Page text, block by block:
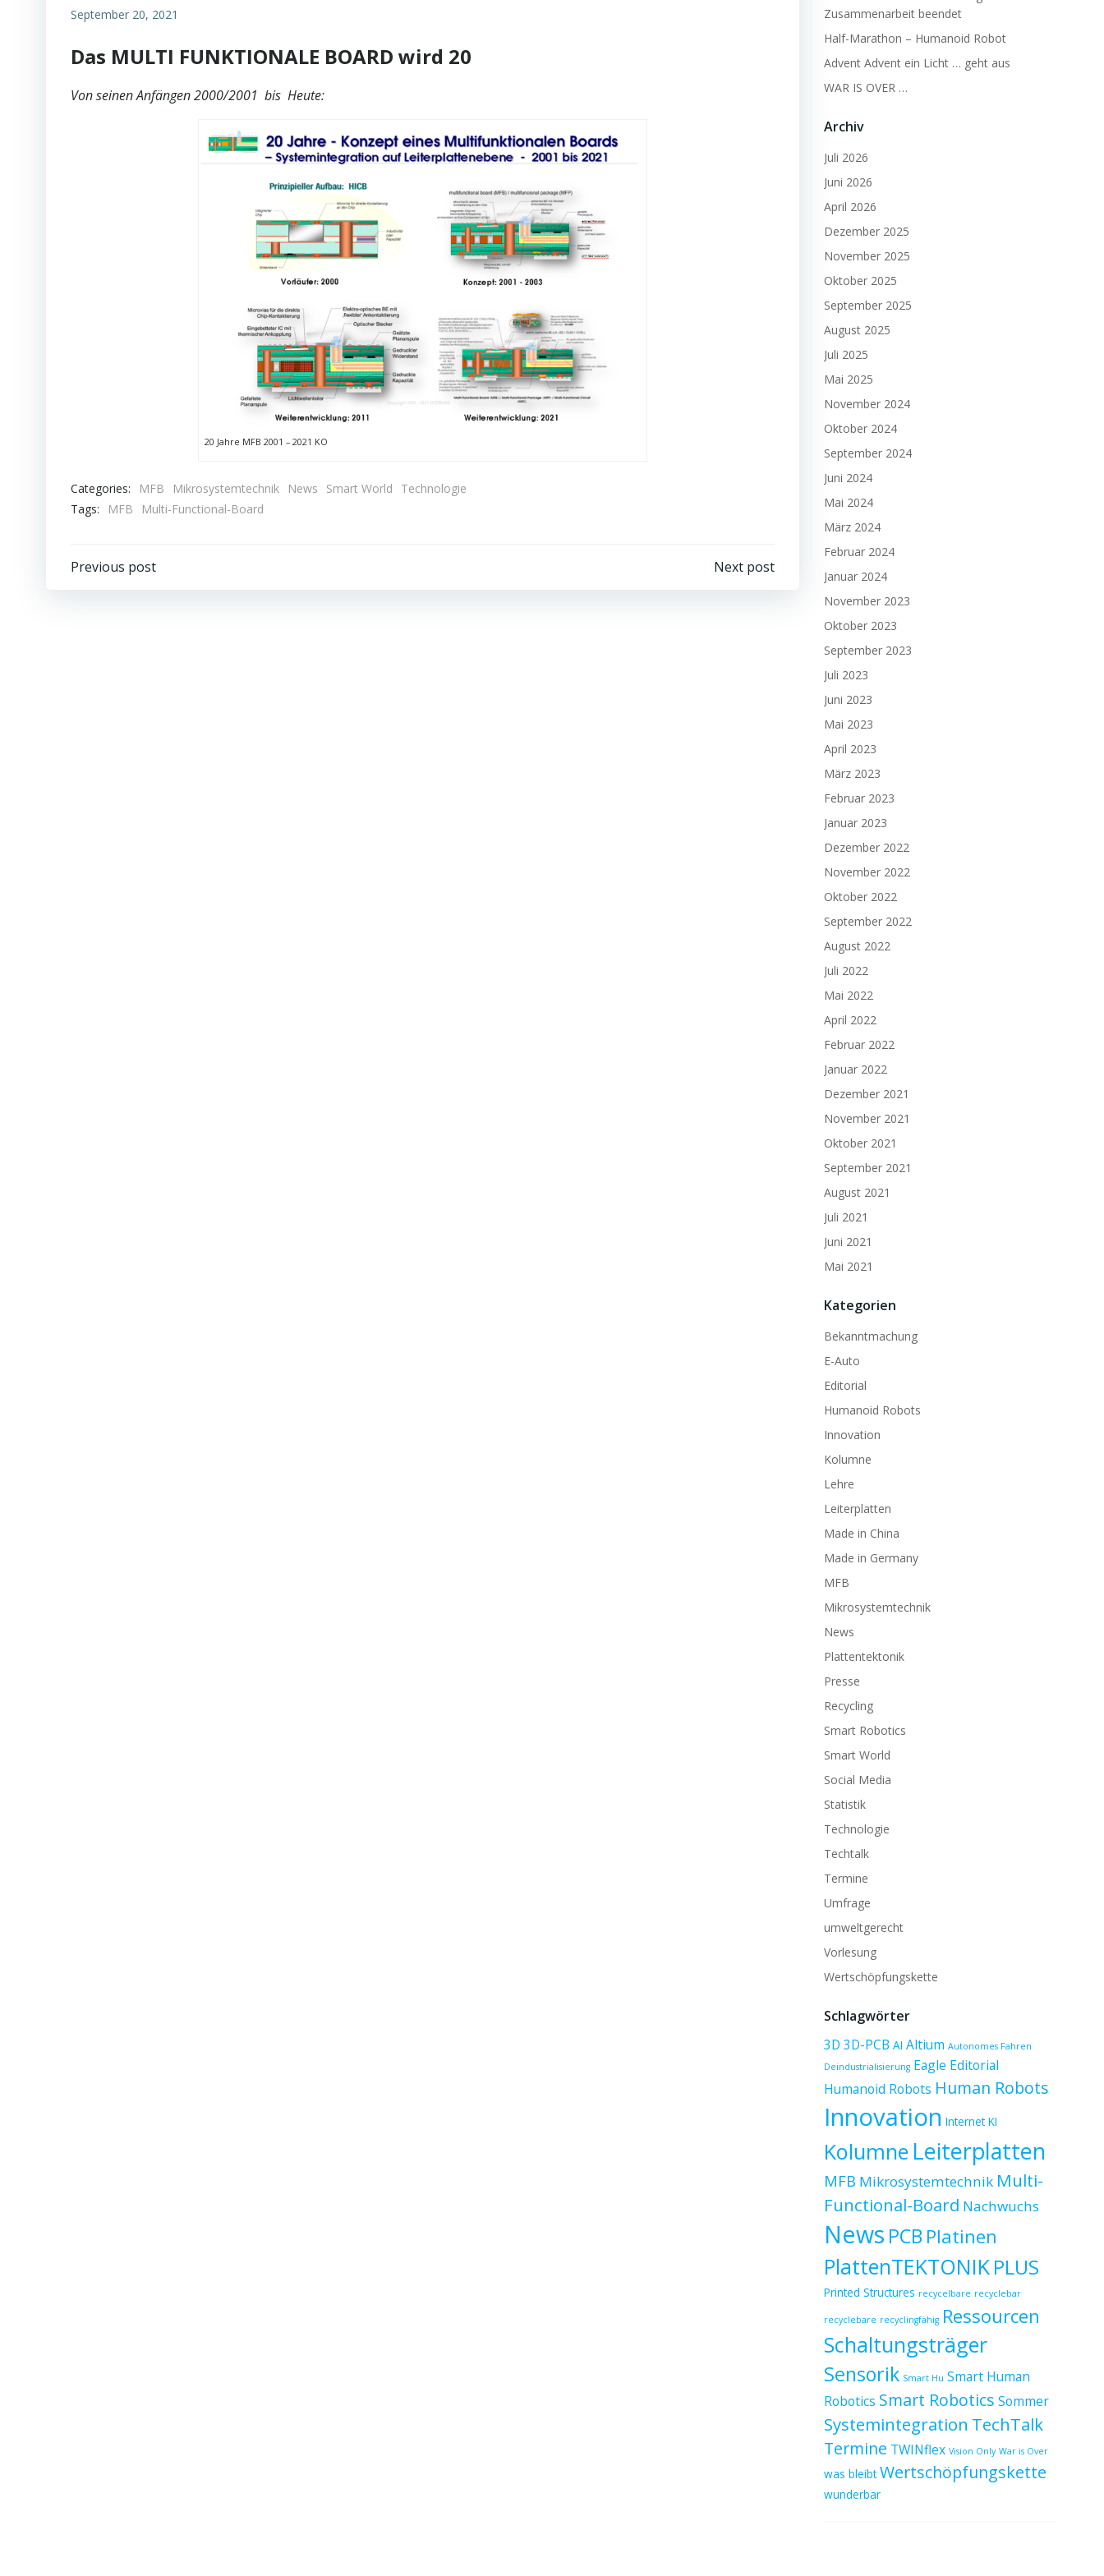
September 20, 2021
Das MULTI FUNKTIONALE BOARD wird 20
Von seinen Anfängen 2000/2001 bis Heute:
20 Jahre MFB 2001 – 2021 KO
Categories: MFB Mikrosystemtechnik News Smart World
Technologie
Tags:
MFB Multi-Functional-Board
Beitragsnavigation
Previous post Next post
Zusammenarbeit beendet
Half-Marathon – Humanoid Robot
Advent Advent ein Licht … geht aus
WAR IS OVER …
Archiv
Juli 2026
Juni 2026
April 2026
Dezember 2025
November 2025
Oktober 2025
September 2025
August 2025
Juli 2025
Mai 2025
November 2024
Oktober 2024
September 2024
Juni 2024
Mai 2024
März 2024
Februar 2024
Januar 2024
November 2023
Oktober 2023
September 2023
Juli 2023
Juni 2023
Mai 2023
April 2023
März 2023
Februar 2023
Januar 2023
Dezember 2022
November 2022
Oktober 2022
September 2022
August 2022
Juli 2022
Mai 2022
April 2022
Februar 2022
Januar 2022
Dezember 2021
November 2021
Oktober 2021
September 2021
August 2021
Juli 2021
Juni 2021
Mai 2021
Kategorien
Bekanntmachung
E-Auto
Editorial
Humanoid Robots
Innovation
Kolumne
Lehre
Leiterplatten
Made in China
Made in Germany
MFB
Mikrosystemtechnik
News
Plattentektonik
Presse
Recycling
Smart Robotics
Smart World
Social Media
Statistik
Technologie
Techtalk
Termine
Umfrage
umweltgerecht
Vorlesung
Wertschöpfungskette
Schlagwörter
3D 3D-PCB AI Altium Autonomes Fahren
Deindustrialisierung Eagle Editorial
Humanoid Robots Human Robots
Innovation Internet KI
Kolumne Leiterplatten
MFB Mikrosystemtechnik Multi-
Functional-Board Nachwuchs
News PCB Platinen
PlattenTEKTONIK PLUS
Printed Structures recycelbare recyclebar
recyclebare recyclingfähig Ressourcen
Schaltungsträger
Sensorik Smart Hu Smart Human
Robotics Smart Robotics Sommer
Systemintegration TechTalk
Termine TWINflex Vision Only War is Over
was bleibt Wertschöpfungskette
wunderbar